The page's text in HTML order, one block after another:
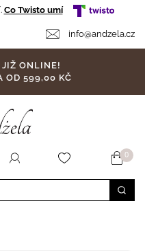
Co Twisto umí
info@andzela.cz
JIŽ ONLINE!
OD 599,00 KČ
0